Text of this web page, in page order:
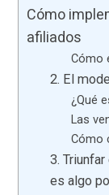
Cómo
afiliados
Cómo
2. El
¿Qué
Las
Cómo
3.
es algo